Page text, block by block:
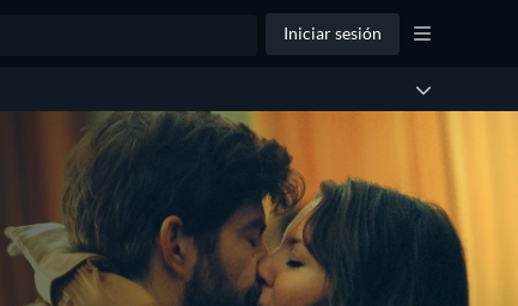
Iniciar sesión